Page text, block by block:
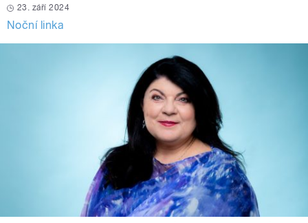
23. září 2024
Noční linka